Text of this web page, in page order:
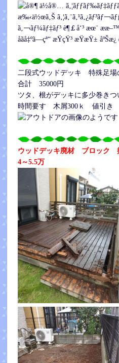
二段式ウッドデッキ 特殊足場
合計 35000円
ツタ、根がデッキに多少巻きつ
時間要す 木屑300ｋ 値引き
ウッドデッキ廃材 ブロック
4～5.5万